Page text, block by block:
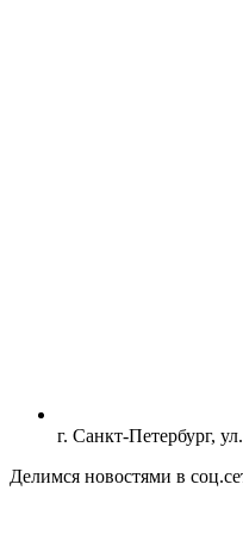
г. Санкт-Петербург,
Делимся новостями в